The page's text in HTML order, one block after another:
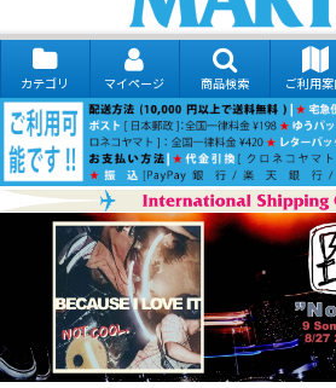
カテゴリ マイページ 商品検索 ご利用案